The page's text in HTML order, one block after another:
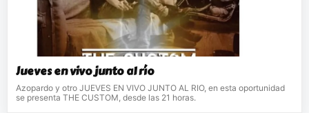
Jueves en vivo junto al río
Azopardo y otro JUEVES EN VIVO JUNTO AL RIO, en esta oportunidad
se presenta THE CUSTOM, desde las 21 horas.